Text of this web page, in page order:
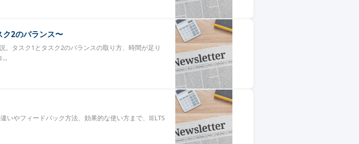
2のバランス〜
。タスク1とタスク2のバランスの取り方、時間が足り
...
いやフィードバック方法、効果的な使い方まで、IELTS